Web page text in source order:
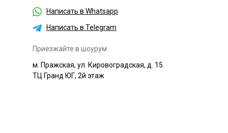
Написать в Whatsapp
Написать в Telegram
м. Пражская, ул. Кировоградская, д. 15.
ТЦ Гранд ЮГ, 2й этаж
Приезжайте в шоурум